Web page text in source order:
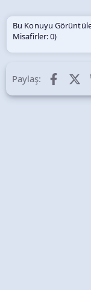
Bu Konuyu
Misafirler: 0)
Paylaş: